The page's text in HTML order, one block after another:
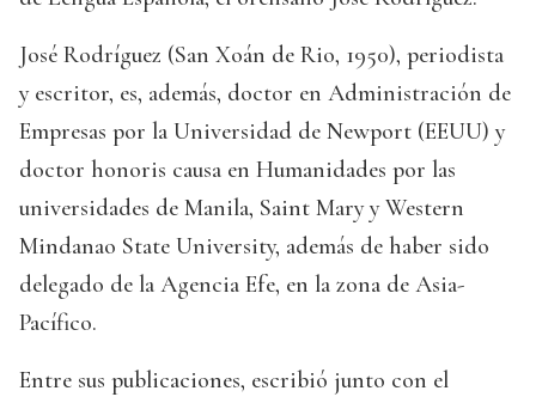
José Rodríguez (San Xoán de Rio, 1950), periodista
y escritor, es, además, doctor en Administración de
Empresas por la Universidad de Newport (EEUU) y
doctor honoris causa en Humanidades por las
universidades de Manila, Saint Mary y Western
Mindanao State University, además de haber sido
delegado de la Agencia Efe, en la zona de Asia-
Pacífico.
Entre sus publicaciones, escribió junto con el